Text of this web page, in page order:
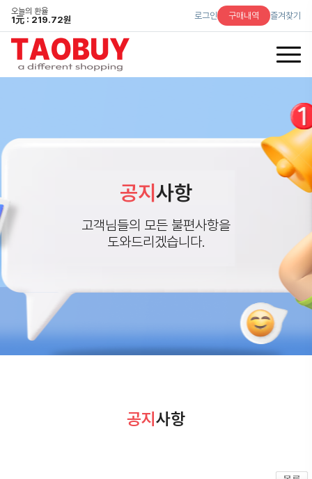
오늘의 환율
1元 : 219.72원 로그인 구매내역 즐겨찾기
공지 사항
고객님들의 모든 불편사항을
도와드리겠습니다.
공지 사항